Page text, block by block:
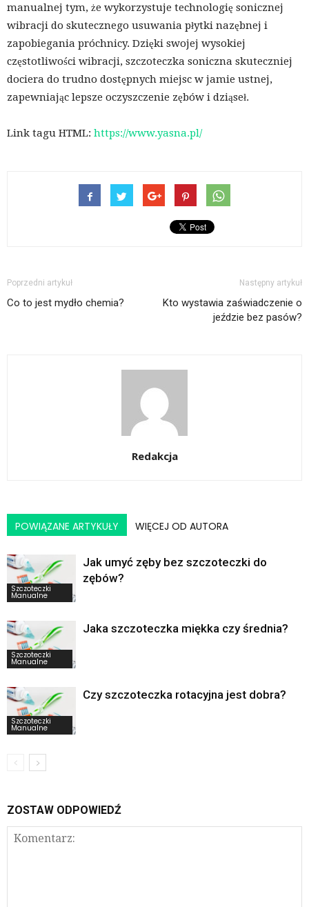
manualnej tym, że wykorzystuje technologię sonicznej
wibracji do skutecznego usuwania płytki nazębnej i
zapobiegania próchnicy. Dzięki swojej wysokiej
częstotliwości wibracji, szczoteczka soniczna skuteczniej
dociera do trudno dostępnych miejsc w jamie ustnej,
zapewniając lepsze oczyszczenie zębów i dziąseł.
Link tagu HTML: https://www.yasna.pl/
Poprzedni artykuł
Co to jest mydło chemia?
Następny artykuł
Kto wystawia zaświadczenie o
jeździe bez pasów?
Redakcja
POWIĄZANE ARTYKUŁY WIĘCEJ OD AUTORA
Szczoteczki
Manualne
Jak umyć zęby bez szczoteczki do
zębów?
Szczoteczki
Manualne
Jaka szczoteczka miękka czy średnia?
Szczoteczki
Manualne
Czy szczoteczka rotacyjna jest dobra?
ZOSTAW ODPOWIEDŹ